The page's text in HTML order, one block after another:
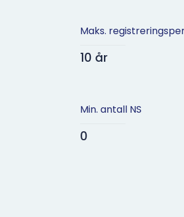
Maks.
10 år
Min. antall NS
0